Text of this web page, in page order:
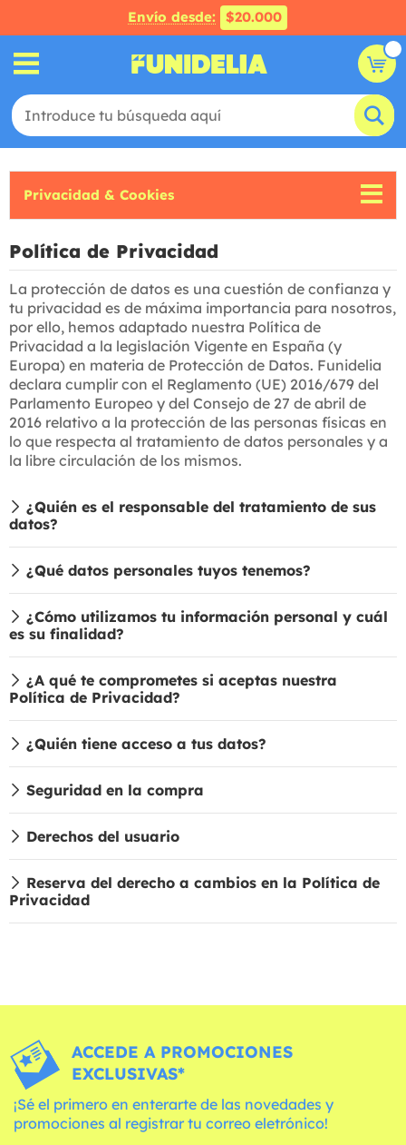
Envío desde: $20.000
Privacidad & Cookies
Política de Privacidad
La protección de datos es una cuestión de confianza y
tu privacidad es de máxima importancia para nosotros,
por ello, hemos adaptado nuestra Política de
Privacidad a la legislación Vigente en España (y
Europa) en materia de Protección de Datos. Funidelia
declara cumplir con el Reglamento (UE) 2016/679 del
Parlamento Europeo y del Consejo de 27 de abril de
2016 relativo a la protección de las personas físicas en
lo que respecta al tratamiento de datos personales y a
la libre circulación de los mismos.
¿Quién es el responsable del tratamiento de sus
datos?
¿Qué datos personales tuyos tenemos?
¿Cómo utilizamos tu información personal y cuál
es su finalidad?
¿A qué te comprometes si aceptas nuestra
Política de Privacidad?
¿Quién tiene acceso a tus datos?
Seguridad en la compra
Derechos del usuario
Reserva del derecho a cambios en la Política de
Privacidad
ACCEDE A PROMOCIONES
EXCLUSIVAS*
¡Sé el primero en enterarte de las novedades y
promociones al registrar tu correo eletrónico!